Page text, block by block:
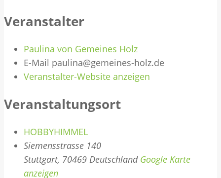
Veranstalter
Paulina von Gemeines Holz
E-Mail paulina@gemeines-holz.de
Veranstalter-Website anzeigen
Veranstaltungsort
HOBBYHIMMEL
Siemensstrasse 140
Stuttgart, 70469 Deutschland Google Karte
anzeigen